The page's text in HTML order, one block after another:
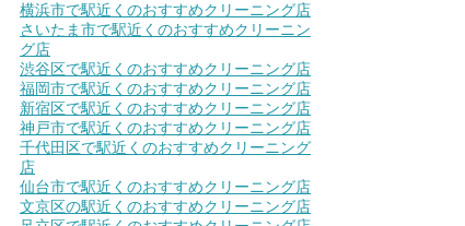
横浜市で駅近くのおすすめクリーニング店
さいたま市で駅近くのおすすめクリーニン
グ店
渋谷区で駅近くのおすすめクリーニング店
福岡市で駅近くのおすすめクリーニング店
新宿区で駅近くのおすすめクリーニング店
神戸市で駅近くのおすすめクリーニング店
千代田区で駅近くのおすすめクリーニング
店
仙台市で駅近くのおすすめクリーニング店
文京区の駅近くのおすすめクリーニング店